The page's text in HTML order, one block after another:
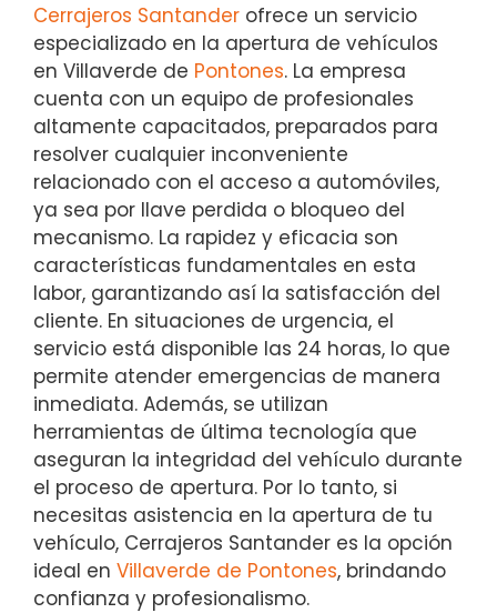
Cerrajeros Santander ofrece un servicio
especializado en la apertura de vehículos
en Villaverde de Pontones. La empresa
cuenta con un equipo de profesionales
altamente capacitados, preparados para
resolver cualquier inconveniente
relacionado con el acceso a automóviles,
ya sea por llave perdida o bloqueo del
mecanismo. La rapidez y eficacia son
características fundamentales en esta
labor, garantizando así la satisfacción del
cliente. En situaciones de urgencia, el
servicio está disponible las 24 horas, lo que
permite atender emergencias de manera
inmediata. Además, se utilizan
herramientas de última tecnología que
aseguran la integridad del vehículo durante
el proceso de apertura. Por lo tanto, si
necesitas asistencia en la apertura de tu
vehículo, Cerrajeros Santander es la opción
ideal en Villaverde de Pontones, brindando
confianza y profesionalismo.